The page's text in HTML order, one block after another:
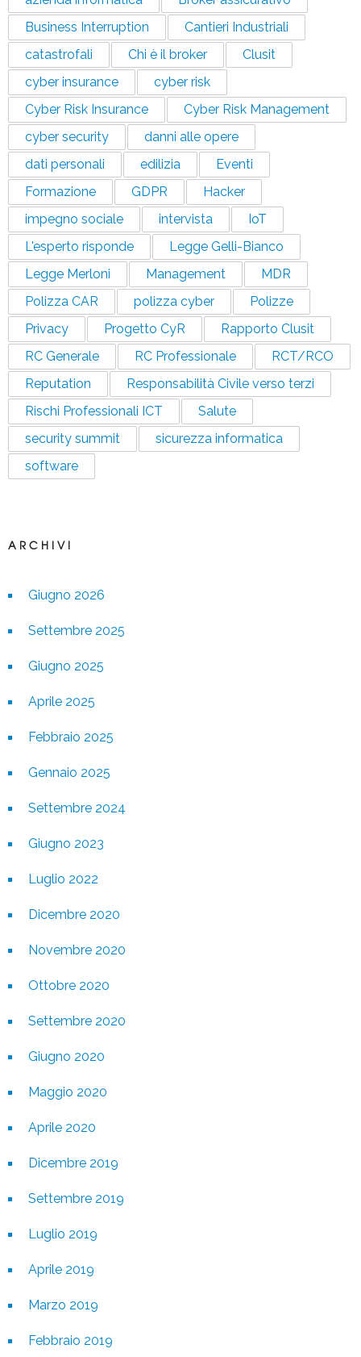
Business Interruption
Cantieri Industriali
catastrofali
Chi è il broker
Clusit
cyber insurance
cyber risk
Cyber Risk Insurance
Cyber Risk Management
cyber security
danni alle opere
dati personali
edilizia
Eventi
Formazione
GDPR
Hacker
impegno sociale
intervista
IoT
L'esperto risponde
Legge Gelli-Bianco
Legge Merloni
Management
MDR
Polizza CAR
polizza cyber
Polizze
Privacy
Progetto CyR
Rapporto Clusit
RC Generale
RC Professionale
RCT/RCO
Reputation
Responsabilità Civile verso terzi
Rischi Professionali ICT
Salute
security summit
sicurezza informatica
software
ARCHIVI
Giugno 2026
Settembre 2025
Giugno 2025
Aprile 2025
Febbraio 2025
Gennaio 2025
Settembre 2024
Giugno 2023
Luglio 2022
Dicembre 2020
Novembre 2020
Ottobre 2020
Settembre 2020
Giugno 2020
Maggio 2020
Aprile 2020
Dicembre 2019
Settembre 2019
Luglio 2019
Aprile 2019
Marzo 2019
Febbraio 2019